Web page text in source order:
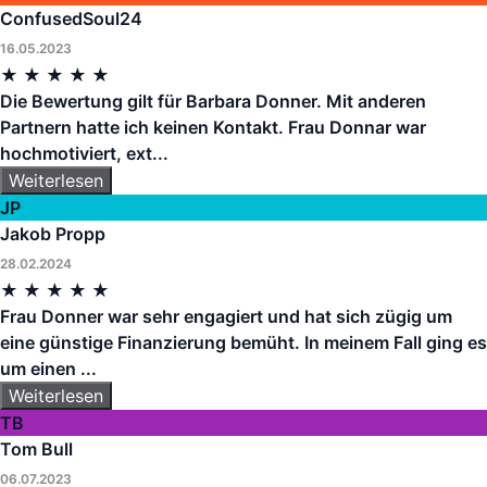
ConfusedSoul24
16.05.2023
★ ★ ★ ★ ★
Die Bewertung gilt für Barbara Donner. Mit anderen
Partnern hatte ich keinen Kontakt. Frau Donnar war
hochmotiviert, ext...
Weiterlesen
JP
Jakob Propp
28.02.2024
★ ★ ★ ★ ★
Frau Donner war sehr engagiert und hat sich zügig um
eine günstige Finanzierung bemüht. In meinem Fall ging es
um einen ...
Weiterlesen
TB
Tom Bull
06.07.2023